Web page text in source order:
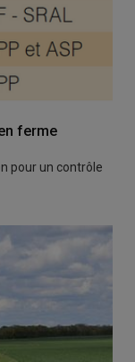
ferme
pour un contrôle